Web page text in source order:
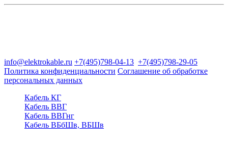
info@elektrokable.ru +7(495)798-04-13 +7(495)798-29-05
Политика конфиденциальности Соглашение об обработке
персональных данных
Кабель КГ
Кабель ВВГ
Кабель ВВГнг
Кабель ВБбШв, ВБШв